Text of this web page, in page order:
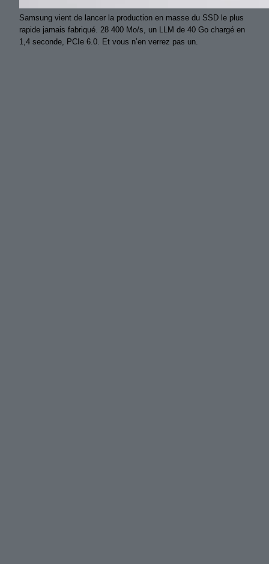
Samsung vient de lancer la production en masse du SSD le plus
rapide jamais fabriqué. 28 400 Mo/s, un LLM de 40 Go chargé en
1,4 seconde, PCIe 6.0. Et vous n’en verrez pas un.